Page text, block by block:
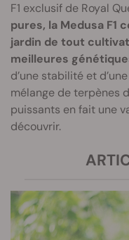
F1 exclusif de Royal
pures, la Medusa F1
jardin de tout
meilleures
d’une stabilité et
mélange de terpènes
puissants en fait une
découvrir.